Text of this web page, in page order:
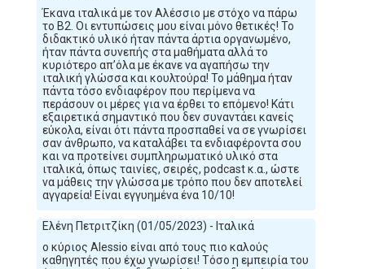
Έκανα ιταλικά με τον Αλέσσιο με στόχο να πάρω
το Β2. Οι εντυπώσεις μου είναι μόνο θετικές! Το
διδακτικό υλικό ήταν πάντα άρτια οργανωμένο,
ήταν πάντα συνεπής στα μαθήματα αλλά το
κυριότερο απ’όλα με έκανε να αγαπήσω την
ιταλική γλώσσα και κουλτούρα! Το μάθημα ήταν
πάντα τόσο ενδιαφέρον που περίμενα να
περάσουν οι μέρες για να έρθει το επόμενο! Κάτι
εξαιρετικά σημαντικό που δεν συναντάει κανείς
εύκολα, είναι ότι πάντα προσπαθεί να σε γνωρίσει
σαν άνθρωπο, να καταλάβει τα ενδιαφέροντα σου
και να προτείνει συμπληρωματικό υλικό στα
ιταλικά, όπως ταινίες, σειρές, podcast κ.α., ώστε
να μάθεις την γλώσσα με τρόπο που δεν αποτελεί
αγγαρεία! Είναι εγγυημένα ένα 10/10!
Ελένη Πετριτζίκη (01/05/2023) - Ιταλικά
ο κύριος Alessio είναι από τους πιο καλούς
καθηγητές που έχω γνωρίσει! Τόσο η εμπειρία του